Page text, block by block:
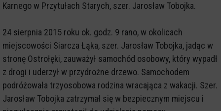
Karnego w Przytułach Starych, szer. Jarosław Tobojka.
24 sierpnia 2015 roku ok. godz. 9 rano, w okolicach
miejscowości Siarcza Łąka, szer. Jarosław Tobojka, jadąc w
stronę Ostrołęki, zauważył samochód osobowy, który wypadł
z drogi i uderzył w przydrożne drzewo. Samochodem
podróżowała trzyosobowa rodzina wracająca z wakacji. Szer.
Jarosław Tobojka zatrzymał się w bezpiecznym miejscu i